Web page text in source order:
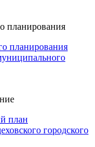
планирования
планирования
план
городского